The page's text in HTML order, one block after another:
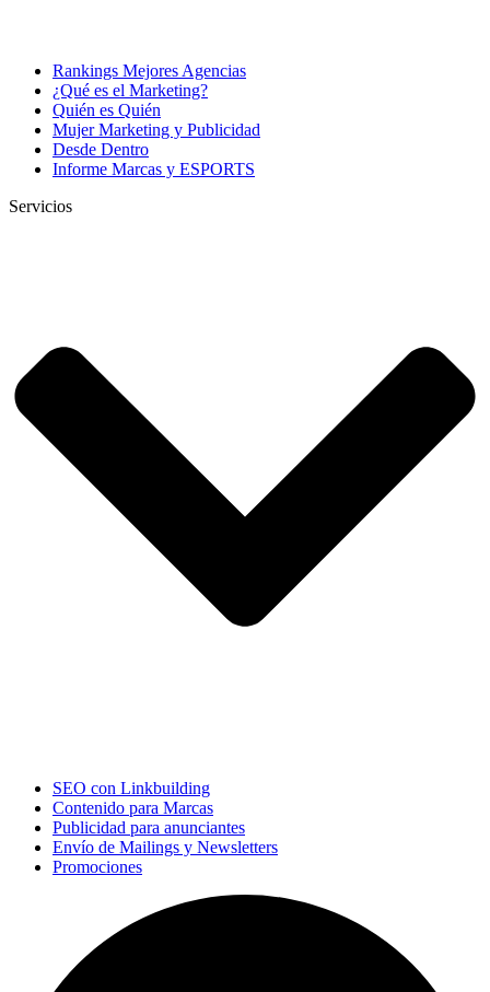
Rankings Mejores Agencias
¿Qué es el Marketing?
Quién es Quién
Mujer Marketing y Publicidad
Desde Dentro
Informe Marcas y ESPORTS
Servicios
SEO con Linkbuilding
Contenido para Marcas
Publicidad para anunciantes
Envío de Mailings y Newsletters
Promociones